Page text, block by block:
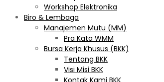
Workshop Elektronika
Biro & Lembaga
Manajemen Mutu (MM)
Pra Kata WMM
Bursa Kerja Khusus (BKK)
Tentang BKK
Visi Misi BKK
Kontak Kami BKK